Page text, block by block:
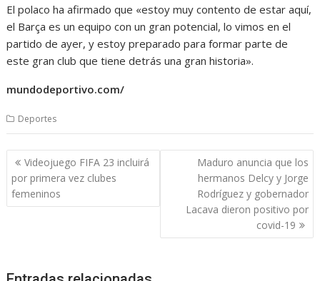
El polaco ha afirmado que «estoy muy contento de estar aquí,
el Barça es un equipo con un gran potencial, lo vimos en el
partido de ayer, y estoy preparado para formar parte de
este gran club que tiene detrás una gran historia».
mundodeportivo.com/
Deportes
Navegación
de
entradas
Videojuego FIFA 23 incluirá
por primera vez clubes
femeninos
Maduro anuncia que los
hermanos Delcy y Jorge
Rodríguez y gobernador
Lacava dieron positivo por
covid-19